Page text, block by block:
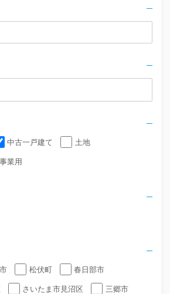
中古一戸建て 土地
事業用
松伏町 春日部市
さいたま市見沼区 三郷市